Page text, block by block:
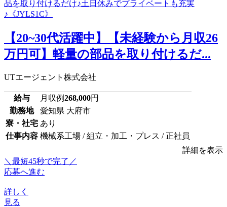
【20~30代活躍中】【未経験から月収26
万円可】軽量の部品を取り付けるだ...
UTエージェント株式会社
給与 月収例268,000円
勤務地
愛知県 大府市
寮・社宅 あり
仕事内容 機械系工場 / 組立・加工・プレス / 正社員
詳細を表示
＼最短45秒で完了／
応募へ進む
詳しく
見る